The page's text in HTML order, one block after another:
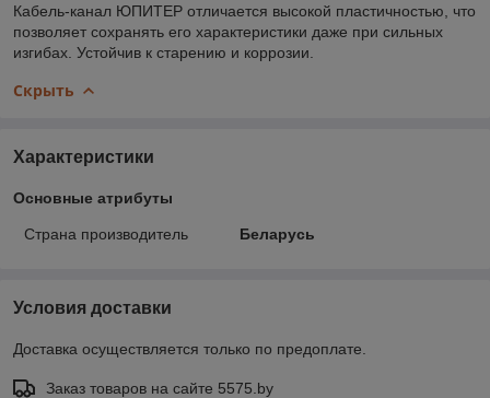
Кабель-канал ЮПИТЕР отличается высокой пластичностью, что
позволяет сохранять его характеристики даже при сильных
изгибах. Устойчив к старению и коррозии.
Скрыть
Характеристики
Основные атрибуты
Страна производитель Беларусь
Условия доставки
Доставка осуществляется только по предоплате.
Заказ товаров на сайте 5575.by